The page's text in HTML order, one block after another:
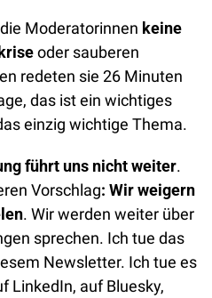
Moderatorinnen keine
oder sauberen
redeten sie 26 Minuten
das ist ein wichtiges
einzig wichtige Thema.
führt uns nicht weiter.
Vorschlag: Wir weigern
. Wir werden weiter über
sprechen. Ich tue das
Newsletter. Ich tue es
LinkedIn, auf Bluesky,